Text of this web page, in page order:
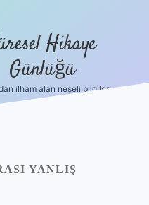
Hikaye
Günlüğü
ilham alan neşeli bilgiler!
YANLIŞ